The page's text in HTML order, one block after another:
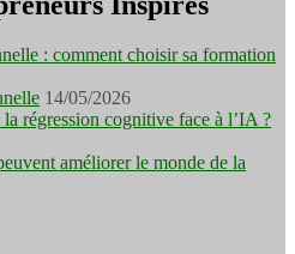
: comment choisir sa formation
14/05/2026
régression cognitive face à l’IA ?
améliorer le monde de la